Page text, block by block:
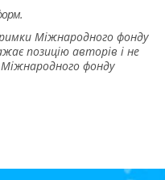
Міжнародного фонду
позицію авторів і не
Міжнародного фонду